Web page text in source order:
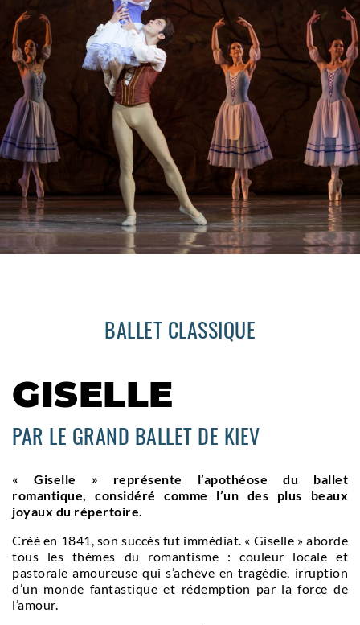
BALLET CLASSIQUE
GISELLE
PAR LE GRAND BALLET DE KIEV
« Giselle » représente l’apothéose du ballet
romantique, considéré comme l’un des plus beaux
joyaux du répertoire.
Créé en 1841, son succès fut immédiat. « Giselle » aborde
tous les thèmes du romantisme : couleur locale et
pastorale amoureuse qui s’achève en tragédie, irruption
d’un monde fantastique et rédemption par la force de
l’amour.